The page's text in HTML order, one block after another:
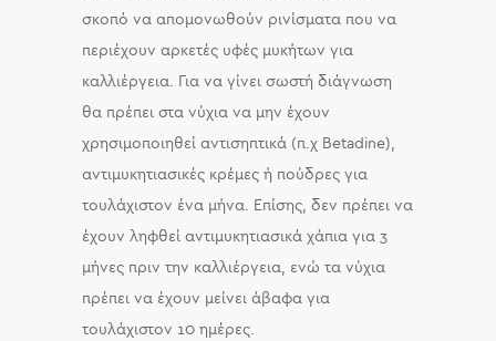
σκοπό να απομονωθούν ρινίσματα που να
περιέχουν αρκετές υφές μυκήτων για
καλλιέργεια. Για να γίνει σωστή διάγνωση
θα πρέπει στα νύχια να μην έχουν
χρησιμοποιηθεί αντισηπτικά (π.χ Betadine),
αντιμυκητιασικές κρέμες ή πούδρες για
τουλάχιστον ένα μήνα. Επίσης, δεν πρέπει να
έχουν ληφθεί αντιμυκητιασικά χάπια για 3
μήνες πριν την καλλιέργεια, ενώ τα νύχια
πρέπει να έχουν μείνει άβαφα για
τουλάχιστον 10 ημέρες.